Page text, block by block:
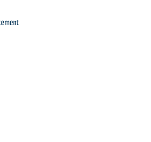
Welkom in mobiliteit